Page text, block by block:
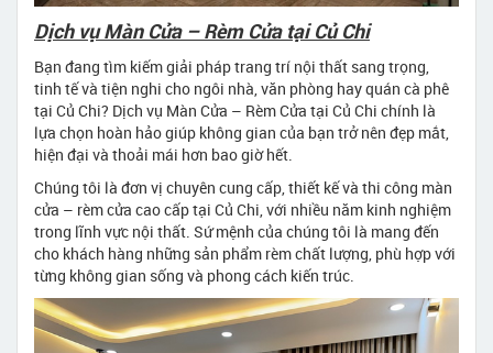
Dịch vụ Màn Cửa – Rèm Cửa tại Củ Chi
Bạn đang tìm kiếm giải pháp trang trí nội thất sang trọng,
tinh tế và tiện nghi cho ngôi nhà, văn phòng hay quán cà phê
tại Củ Chi? Dịch vụ Màn Cửa – Rèm Cửa tại Củ Chi chính là
lựa chọn hoàn hảo giúp không gian của bạn trở nên đẹp mắt,
hiện đại và thoải mái hơn bao giờ hết.
Chúng tôi là đơn vị chuyên cung cấp, thiết kế và thi công màn
cửa – rèm cửa cao cấp tại Củ Chi, với nhiều năm kinh nghiệm
trong lĩnh vực nội thất. Sứ mệnh của chúng tôi là mang đến
cho khách hàng những sản phẩm rèm chất lượng, phù hợp với
từng không gian sống và phong cách kiến trúc.